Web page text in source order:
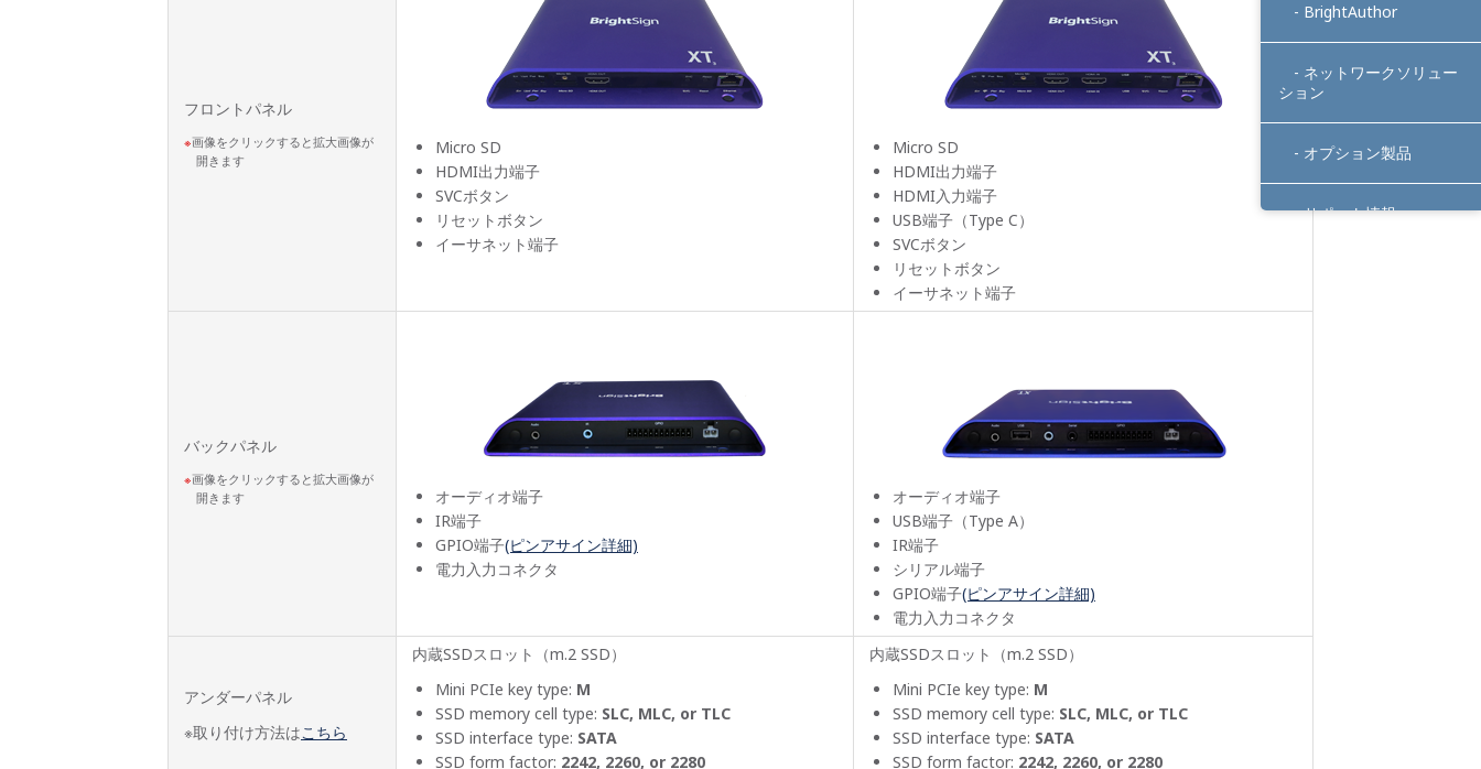
フロントパネル
画像をクリックすると拡大画像が
開きます
Micro SD
HDMI出力端子
SVCボタン
リセットボタン
イーサネット端子
Micro SD
HDMI出力端子
HDMI入力端子
USB端子（Type C）
SVCボタン
リセットボタン
イーサネット端子
バックパネル
画像をクリックすると拡大画像が
開きます
オーディオ端子
IR端子
GPIO端子(ピンアサイン詳細)
電力入力コネクタ
オーディオ端子
USB端子（Type A）
IR端子
シリアル端子
GPIO端子(ピンアサイン詳細)
電力入力コネクタ
アンダーパネル
※取り付け方法はこちら
内蔵SSDスロット（m.2 SSD）
Mini PCIe key type: M
SSD memory cell type: SLC, MLC, or TLC
SSD interface type: SATA
SSD form factor: 2242, 2260, or 2280
内蔵SSDスロット（m.2 SSD）
Mini PCIe key type: M
SSD memory cell type: SLC, MLC, or TLC
SSD interface type: SATA
SSD form factor: 2242, 2260, or 2280
- BrightAuthor
- ネットワークソリュー
ション
- オプション製品
- サポート情報